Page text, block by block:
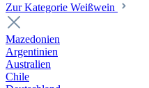
Zur Kategorie Weißwein
Mazedonien
Argentinien
Australien
Chile